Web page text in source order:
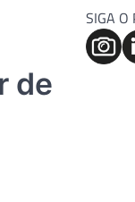
de
SIGA O